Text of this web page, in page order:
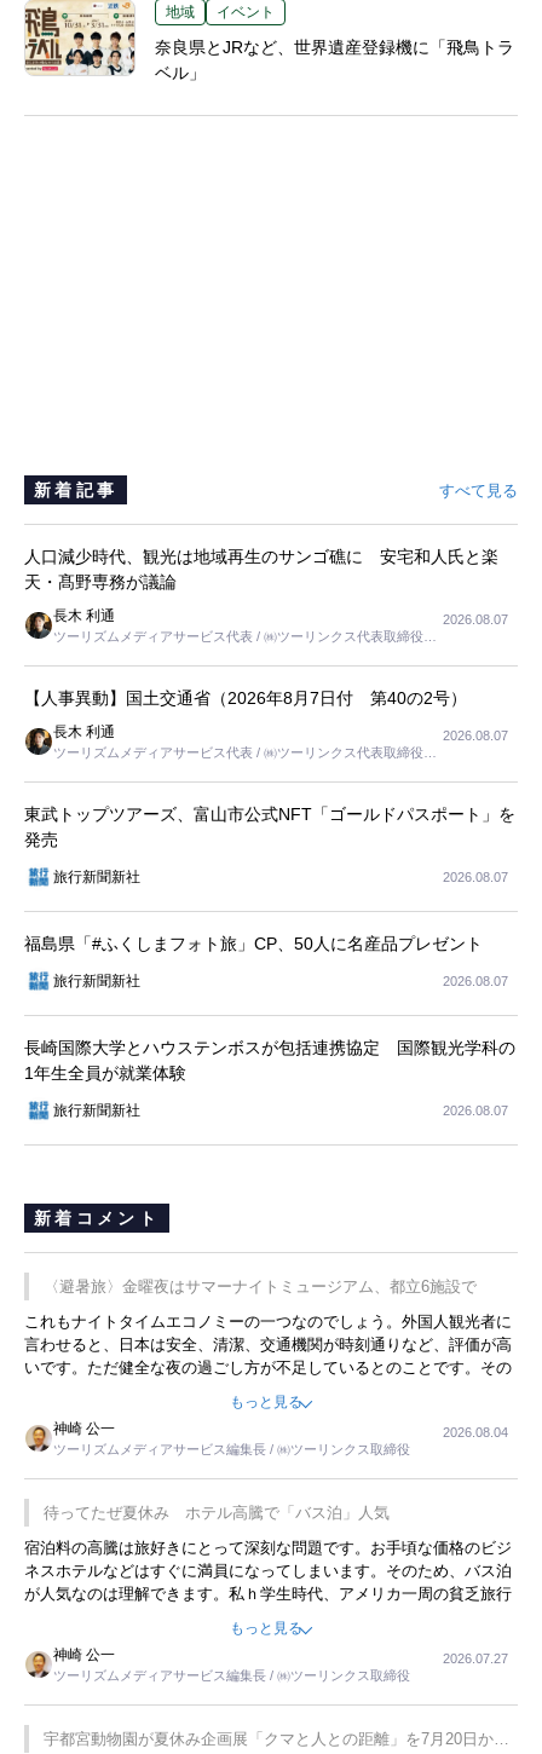
地域 イベント
奈良県とJRなど、世界遺産登録機に「飛鳥トラ
ベル」
新着記事 すべて見る
人口減少時代、観光は地域再生のサンゴ礁に 安宅和人氏と楽
天・髙野専務が議論
長木 利通
ツーリズムメディアサービス代表 / ㈱ツーリンクス代表取締役社
2026.08.07
【人事異動】国土交通省（2026年8月7日付 第40の2号）
長木 利通
ツーリズムメディアサービス代表 / ㈱ツーリンクス代表取締役社
2026.08.07
東武トップツアーズ、富山市公式NFT「ゴールドパスポート」を
発売
旅行新聞新社 2026.08.07
福島県「#ふくしまフォト旅」CP、50人に名産品プレゼント
旅行新聞新社 2026.08.07
長崎国際大学とハウステンボスが包括連携協定 国際観光学科の
1年生全員が就業体験
旅行新聞新社 2026.08.07
新着コメント
〈避暑旅〉金曜夜はサマーナイトミュージアム、都立6施設で
これもナイトタイムエコノミーの一つなのでしょう。外国人観光者に
言わせると、日本は安全、清潔、交通機関が時刻通りなど、評価が高
いです。ただ健全な夜の過ごし方が不足しているとのことです。その
ような意味で、金曜夜にこのようなイベントが行われれば、日本人に
限らず外国人にとっても楽しみが増えるでしょうね。
もっと見る
神崎 公一
ツーリズムメディアサービス編集長 / ㈱ツーリンクス取締役
2026.08.04
待ってたぜ夏休み ホテル高騰で「バス泊」人気
宿泊料の高騰は旅好きにとって深刻な問題です。お手頃な価格のビジ
ネスホテルなどはすぐに満員になってしまいます。そのため、バス泊
が人気なのは理解できます。私ｈ学生時代、アメリカ一周の貧乏旅行
をした時は、移動はグレイハウンドバスでした。夕方から夜の便を利
用してホテル代を浮かせていました。ただし、若いからできたことで
す。若い人が夜行バスで京都に行った、青森に行ったと聞くと、疲れ
が残らないのかなと思ってしまいます。
もっと見る
神崎 公一
ツーリズムメディアサービス編集長 / ㈱ツーリンクス取締役
2026.07.27
宇都宮動物園が夏休み企画展「クマと人との距離」を7月20日から